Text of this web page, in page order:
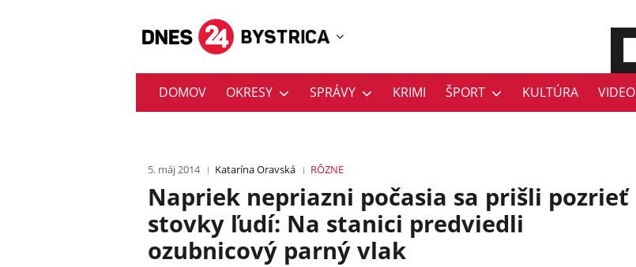
DOMOV OKRESY SPRÁVY KRIMI ŠPORT KULTÚRA VIDEO
5. máj 2014 Katarína Oravská RÔZNE
Napriek nepriazni počasia sa prišli pozrieť
stovky ľudí: Na stanici predviedli
ozubnicový parný vlak